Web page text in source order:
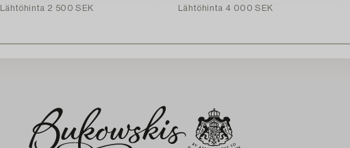
Lähtöhinta 2 500 SEK
Lähtöhinta 4 000 SEK